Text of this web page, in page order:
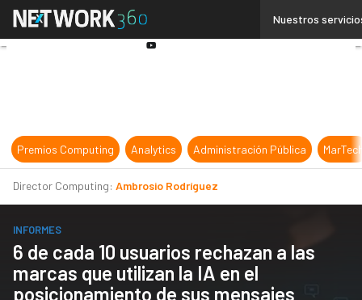
Nuestros
Premios Computing Analytics Administración Pública
Director Computing: Ambrosio Rodríguez
INFORMES
6 de cada 10 usuarios rechazan a las
marcas que utilizan la IA en el
posicionamiento de sus mensajes